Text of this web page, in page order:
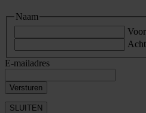
Naam
E-mailadres
SLUITEN